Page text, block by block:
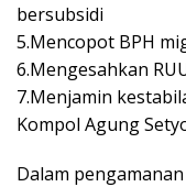
bersubsidi
5.Mencopot BPH
6.Mengesahkan
7.Menjamin
Kompol Agung
Dalam